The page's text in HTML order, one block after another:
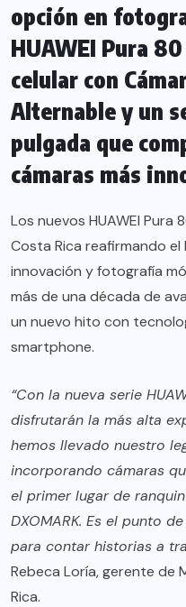
opción en
HUAWEI Pura
celular con
Alternable y un
pulgada que
cámaras más
Los nuevos HUAWEI Pura
Costa Rica reafirmando
innovación y fotografía
más de una década de
un nuevo hito con
smartphone.
“Con la nueva serie
disfrutarán la más alta
hemos llevado nuestro
incorporando cámaras
el primer lugar de
DXOMARK. Es el punto
para contar historias a
Rebeca Loría, gerente de
Rica.